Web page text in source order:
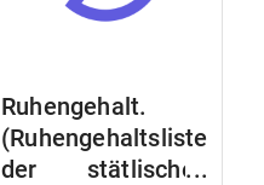
Ruhengehalt.
(Ruhengehaltsliste
der stätlischen